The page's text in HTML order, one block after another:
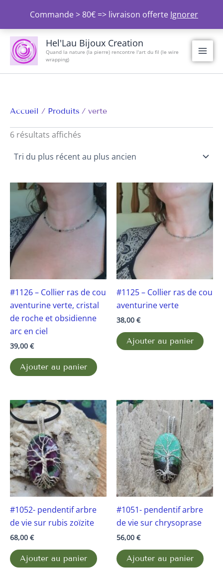
Commande > 80€ => livraison offerte Ignorer
contenu
Hel'Lau Bijoux Creation
Quand la nature (la pierre) rencontre l'art du fil (le wire
wrapping)
Accueil Produits verte
6 résultats affichés
Trié
du
plus
récent
plus
#1126 – Collier ras de cou
aventurine verte, cristal
de roche et obsidienne
arc en ciel
39,00 €
Ajouter au panier
#1125 – Collier ras de cou
aventurine verte
38,00 €
Ajouter au panier
#1052- pendentif arbre
de vie sur rubis zoïzite
68,00 €
Ajouter au panier
#1051- pendentif arbre
de vie sur chrysoprase
56,00 €
Ajouter au panier